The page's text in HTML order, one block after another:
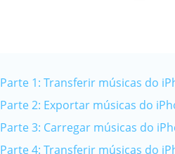
Parte 1: Transferir músicas do
Parte 2: Exportar músicas do
Parte 3: Carregar músicas do
Parte 4: Transferir músicas do